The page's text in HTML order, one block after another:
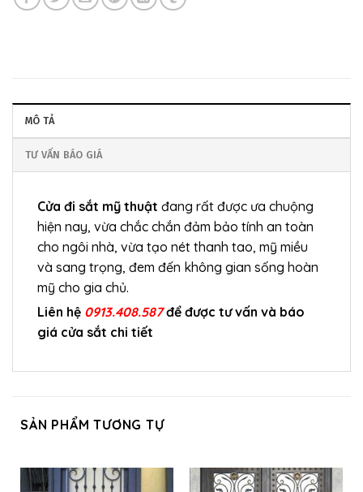
MÔ TẢ
TƯ VẤN BÁO GIÁ
Cửa đi sắt mỹ thuật đang rất được ưa chuộng
hiện nay, vừa chắc chắn đảm bảo tính an toàn
cho ngôi nhà, vừa tạo nét thanh tao, mỹ miều
và sang trọng, đem đến không gian sống hoàn
mỹ cho gia chủ.
Liên hệ 0913.408.587để được tư vấn và báo
giá cửa sắt chi tiết
SẢN PHẨM TƯƠNG TỰ